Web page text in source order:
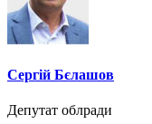
Сергій Бєлашов
Депутат облради